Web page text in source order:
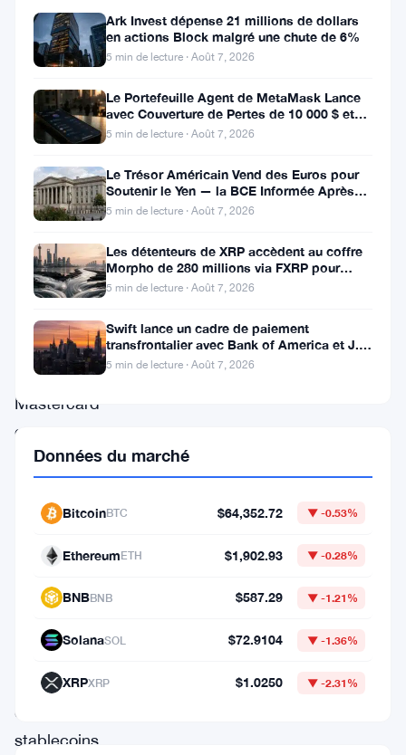
Dans
développement
majeur
pour
secteur
des
blockchain,
Ripple
s’est
associé
Mastercard
et
Gemini
d’explorer
systèmes
règlement
basés
des
stablecoins
Ark Invest dépense 21 millions de dollars
en actions Block malgré une chute de 6%
5 min de lecture · Août 7, 2026
Le Portefeuille Agent de MetaMask Lance
avec Couverture de Pertes de 10 000 $ et
Modes de Trading Doubles
5 min de lecture · Août 7, 2026
Le Trésor Américain Vend des Euros pour
Soutenir le Yen — la BCE Informée Après
Coup
5 min de lecture · Août 7, 2026
Les détenteurs de XRP accèdent au coffre
Morpho de 280 millions via FXRP pour
emprunter des RLUSD
5 min de lecture · Août 7, 2026
Swift lance un cadre de paiement
transfrontalier avec Bank of America et J.P.
Morgan dans 25 pays
5 min de lecture · Août 7, 2026
Données du marché
BitcoinBTC $64,352.72 ▼ -0.53%
EthereumETH $1,902.93 ▼ -0.28%
BNBBNB $587.29 ▼ -1.21%
SolanaSOL $72.9104 ▼ -1.36%
XRPXRP $1.0250 ▼ -2.31%